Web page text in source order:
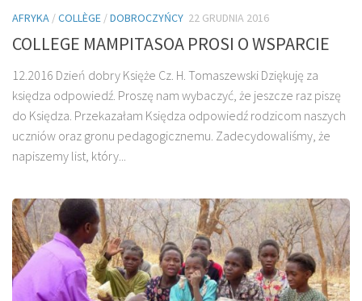
AFRYKA /COLLÈGE /DOBROCZYŃCY 22 GRUDNIA 2016
COLLEGE MAMPITASOA PROSI O WSPARCIE
12.2016 Dzień dobry Księże Cz. H. Tomaszewski Dziękuję za
księdza odpowiedź. Proszę nam wybaczyć, że jeszcze raz piszę
do Księdza. Przekazałam Księdza odpowiedź rodzicom naszych
uczniów oraz gronu pedagogicznemu. Zadecydowaliśmy, że
napiszemy list, który...